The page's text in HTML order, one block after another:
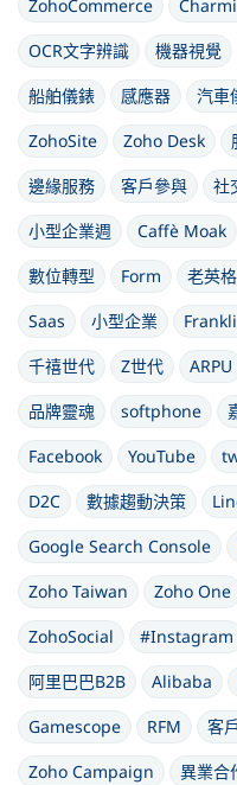
ZohoCommerce
OCR文字辨識
機器視覺
船舶儀錶
感應器 汽車
ZohoSite
Zoho Desk
邊緣服務
客戶參與 社
小型企業週
Caffè Moak
數位轉型
Form 老英
Saas
小型企業
千禧世代
Z世代 ARPU
品牌靈魂
softphone
Facebook
YouTube
D2C
數據趨動決策
Google Search Console
Zoho Taiwan
Zoho One
ZohoSocial
#Instagram
阿里巴巴B2B
Alibaba
Gamescope
RFM 客
Zoho Campaign
異業合